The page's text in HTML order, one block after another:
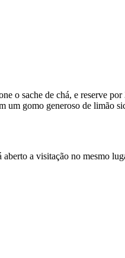
o sache de chá, e reserve
um gomo generoso de limão
a visitação no mesmo